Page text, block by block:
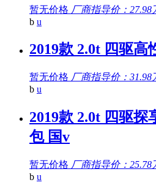
暂无价格 厂商指导价：27.98
b u
2019款 2.0t 四驱高
暂无价格 厂商指导价：31.98
b u
2019款 2.0t 四驱
包 国v
暂无价格 厂商指导价：25.78
b u